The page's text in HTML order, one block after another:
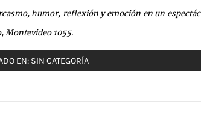
humor, reflexión y emoción en un
Montevideo 1055.
EN: SIN CATEGORÍA